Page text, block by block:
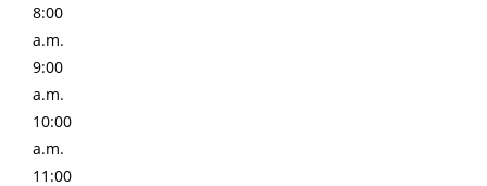
8:00
a.m.
9:00
a.m.
10:00
a.m.
11:00